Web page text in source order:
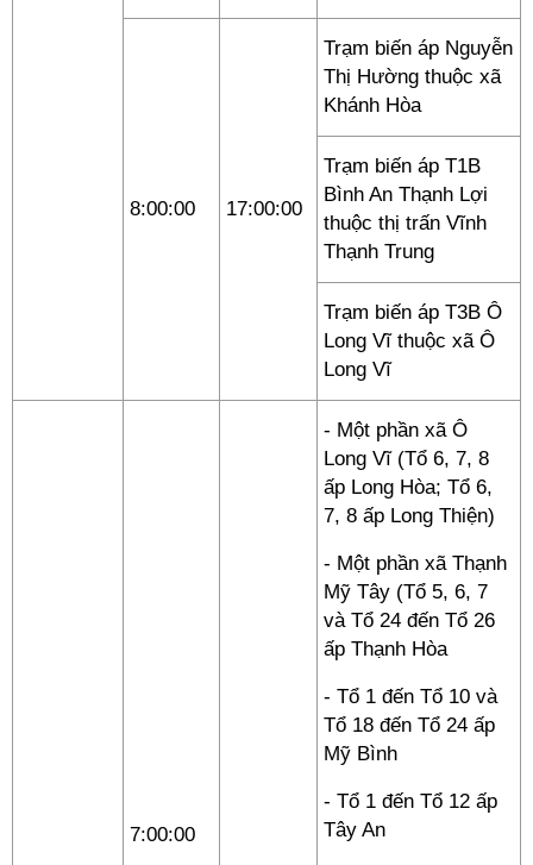
8:00:00 17:00:00
Trạm biến áp Nguyễn
Thị Hường thuộc xã
Khánh Hòa
Trạm biến áp T1B
Bình An Thạnh Lợi
thuộc thị trấn Vĩnh
Thạnh Trung
Trạm biến áp T3B Ô
Long Vĩ thuộc xã Ô
Long Vĩ
7:00:00
- Một phần xã Ô
Long Vĩ (Tổ 6, 7, 8
ấp Long Hòa; Tổ 6,
7, 8 ấp Long Thiện)
- Một phần xã Thạnh
Mỹ Tây (Tổ 5, 6, 7
và Tổ 24 đến Tổ 26
ấp Thạnh Hòa
- Tổ 1 đến Tổ 10 và
Tổ 18 đến Tổ 24 ấp
Mỹ Bình
- Tổ 1 đến Tổ 12 ấp
Tây An